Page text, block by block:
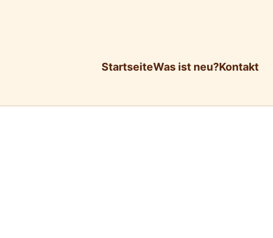
StartseiteWas ist neu?Kontakt